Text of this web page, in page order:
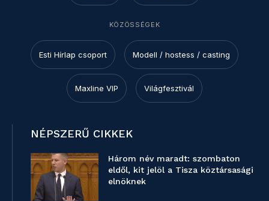
KÖZÖSSÉGEK
Esti Hírlap csoport Modell / hostess / casting
Maxline VIP Világfesztivál
NÉPSZERŰ CIKKEK
Három név maradt: szombaton
eldől, kit jelöl a Tisza köztársasági
elnöknek